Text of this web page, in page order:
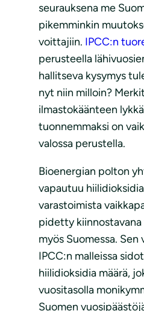
seurauksena me
pikemminkin
voittajiin. IPCC:n
perusteella
hallitseva kysymys
nyt niin milloin?
ilmastokäänteen
tuonnemmaksi on
valossa perustella.
Bioenergian polton
vapautuu
varastoimista
pidetty
myös Suomessa. Sen
IPCC:n malleissa
hiilidioksidia määrä,
vuositasolla
Suomen